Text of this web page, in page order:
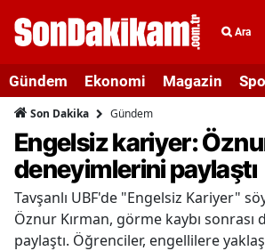
Ara
Gündem Ekonomi Magazin
Son Dakika Gündem
Engelsiz kariyer:
deneyimlerini paylaştı
Tavşanlı UBF'de "Engelsiz Kariyer"
Öznur Kırman, görme kaybı sonrası
paylaştı. Öğrenciler, engellilere